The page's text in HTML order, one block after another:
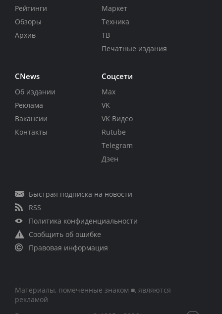
Рейтинги
Обзоры
Архив
Маркет
Техника
ТВ
Печатные издания
CNews
Об издании
Реклама
Вакансии
Контакты
Соцсети
Max
VK
VK Видео
Rutube
Telegram
Дзен
Быстрая подписка на новости
RSS
Политика конфиденциальности
Сообщить об ошибке
Правовая информация
Материалы, помеченные знаком ■, являются
рекламой